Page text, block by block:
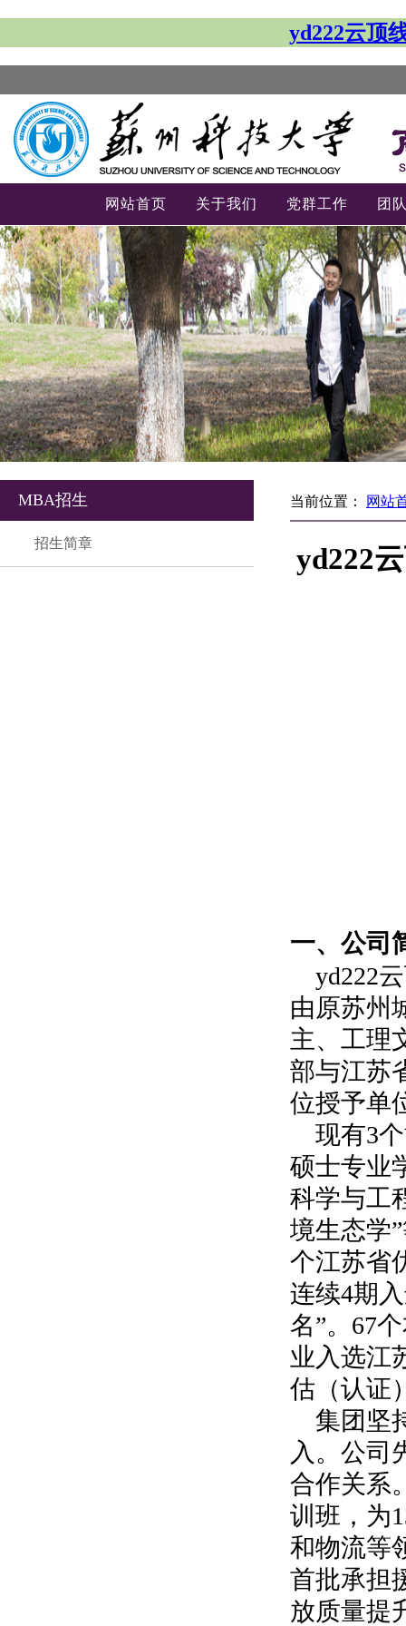
yd222云顶
网站首页 关于我们 党群工作 团
-->
当前位置： 网站
yd222
一、公司
yd222
由原苏州
主、工理
部与江苏
位授予单
现有3
硕士专业
科学与工
境生态学
个江苏省
连续4期
名”。 67
业入选江
估（认证
集团坚
入。公司
合作关系
训班，为
和物流等
首批承担
放质量提
MBA招生
招生简章